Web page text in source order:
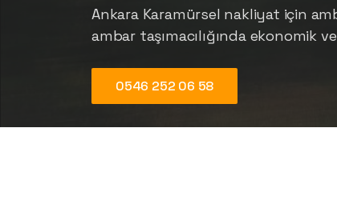
Ankara Karamürsel nakliyat için
ambar taşımacılığında ekonomik
0546 252 06 58